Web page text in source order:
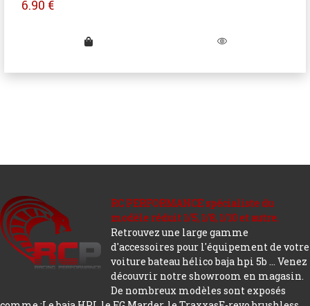
6.90 €
RC PERFORMANCE spécialiste du
modèle réduit 1/5, 1/8, 1/10 et autre.
Retrouvez une large gamme
d'accessoires pour l'équipement de votre
voiture bateau hélico baja hpi 5b ... Venez
découvrir notre showroom en magasin.
De nombreux modèles sont exposés